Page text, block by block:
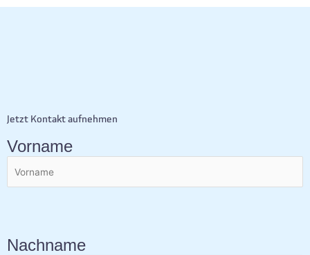
Jetzt Kontakt aufnehmen
Vorname
Nachname